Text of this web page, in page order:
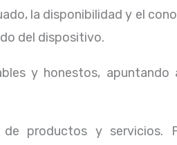
la disponibilidad y el
del dispositivo.
y honestos,
productos y servicios.